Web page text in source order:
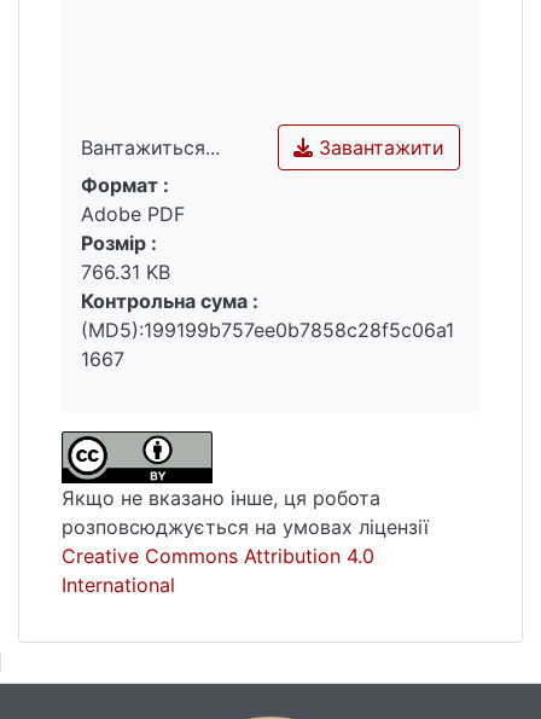
Вантажиться...
Вантажиться...
Завантажити
Формат :
Adobe PDF
Розмір :
766.31 KB
Контрольна сума :
(MD5):199199b757ee0b7858c28f5c06a1
1667
Якщо не вказано інше, ця робота
розповсюджується на умовах ліцензії
Creative Commons Attribution 4.0
International